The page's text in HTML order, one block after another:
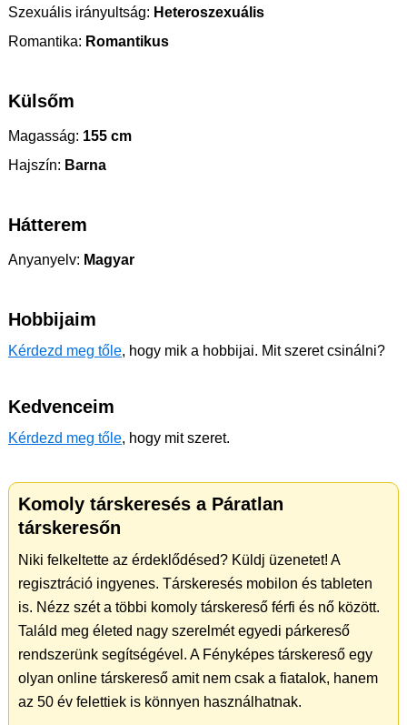
Szexuális irányultság: Heteroszexuális
Romantika: Romantikus
Külsőm
Magasság: 155 cm
Hajszín: Barna
Hátterem
Anyanyelv: Magyar
Hobbijaim
Kérdezd meg tőle, hogy mik a hobbijai. Mit szeret csinálni?
Kedvenceim
Kérdezd meg tőle, hogy mit szeret.
Komoly társkeresés a Páratlan
társkeresőn
Niki felkeltette az érdeklődésed? Küldj üzenetet! A
regisztráció ingyenes. Társkeresés mobilon és tableten
is. Nézz szét a többi komoly társkereső férfi és nő között.
Találd meg életed nagy szerelmét egyedi párkereső
rendszerünk segítségével. A Fényképes társkereső egy
olyan online társkereső amit nem csak a fiatalok, hanem
az 50 év felettiek is könnyen használhatnak.